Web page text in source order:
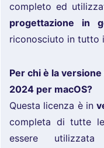
completo ed
progettazione in
riconosciuto in tutto
Per chi è la
2024 per macOS?
Questa licenza è in
completa di tutte
essere